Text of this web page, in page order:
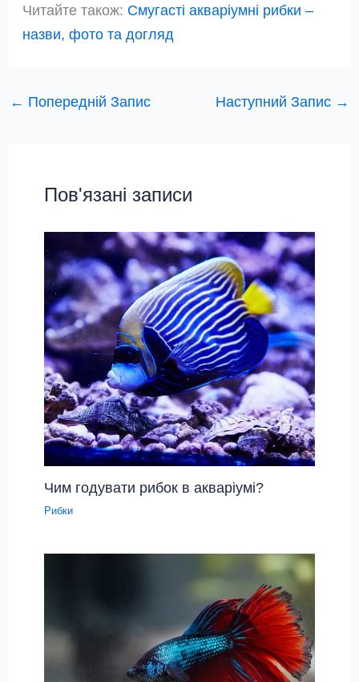
Читайте також: Смугасті акваріумні рибки –
назви, фото та догляд
← Попередній Запис Наступний Запис →
Пов'язані записи
Чим годувати рибок в акваріумі?
Рибки